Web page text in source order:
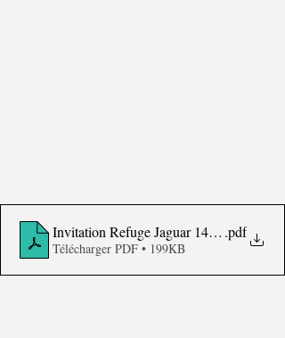
Invitation Refuge Jaguar 14 septembre
.pdf
Télécharger PDF • 199KB